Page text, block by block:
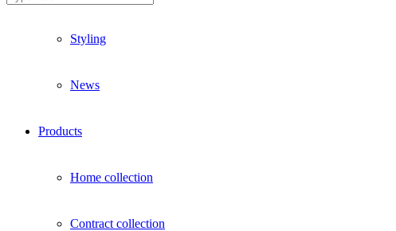
Styling
News
Products
Home collection
Contract collection